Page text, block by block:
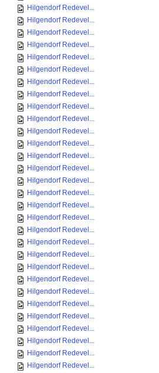
Hilgendorf Redevel...
Hilgendorf Redevel...
Hilgendorf Redevel...
Hilgendorf Redevel...
Hilgendorf Redevel...
Hilgendorf Redevel...
Hilgendorf Redevel...
Hilgendorf Redevel...
Hilgendorf Redevel...
Hilgendorf Redevel...
Hilgendorf Redevel...
Hilgendorf Redevel...
Hilgendorf Redevel...
Hilgendorf Redevel...
Hilgendorf Redevel...
Hilgendorf Redevel...
Hilgendorf Redevel...
Hilgendorf Redevel...
Hilgendorf Redevel...
Hilgendorf Redevel...
Hilgendorf Redevel...
Hilgendorf Redevel...
Hilgendorf Redevel...
Hilgendorf Redevel...
Hilgendorf Redevel...
Hilgendorf Redevel...
Hilgendorf Redevel...
Hilgendorf Redevel...
Hilgendorf Redevel...
Hilgendorf Redevel...